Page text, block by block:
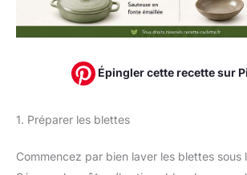
Épingler cette recette sur
1. Préparer les blettes
Commencez par bien laver les blettes sous